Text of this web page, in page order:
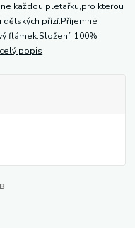
každou pletařku,pro kterou
přízí.Příjemné
flámek.Složení: 100%
celý popis